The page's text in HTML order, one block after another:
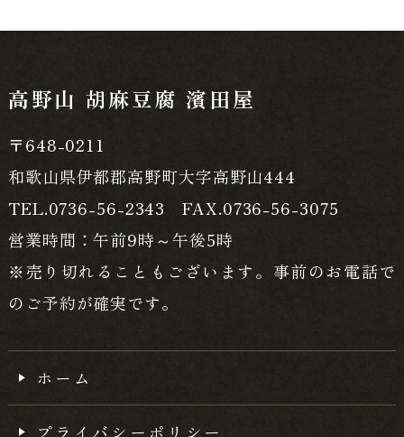
k
高野山 胡麻豆腐 濱田屋
〒648-0211
和歌山県伊都郡高野町大字高野山444
TEL.0736-56-2343 FAX.0736-56-3075
営業時間：午前9時～午後5時
※売り切れることもございます。事前のお電話で
のご予約が確実です。
ホーム
プライバシーポリシー